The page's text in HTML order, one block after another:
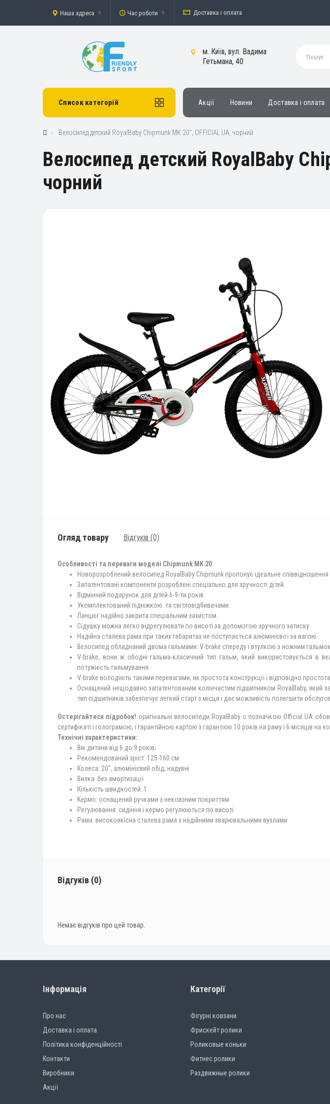
Наша адреса Час роботи Доставка і оплата
м. Київ, вул. Вадима
Гетьмана, 40
Список категорій Акції Новини Доставка і оплата
Велосипед детский RoyalBaby Chipmunk MK 20", OFFICIAL UA, чорний
Велосипед детский RoyalBaby
чорний
Огляд товару Відгуків (0)
Особливості та переваги моделі Chipmunk MK 20:
Новорозроблений велосипед RoyalBaby Chipmunk пропонує ідеальне співвідношення
Запатентовані компоненти розроблені спеціально для зручності дітей.
Відмінний подарунок для дітей 6-9-ти років.
Укомплектований підніжкою. та світловідбивачами.
Ланцюг надійно закрита спеціальним захистом.
Сідушку можна легко відрегулювати по висоті за допомогою зручного затиску.
Надійна сталева рама при таких габаритах не поступається алюмінієвої за вагою.
Велосипед обладнаний двома гальмами: V-brake спереду і втулкою з ножним
V-brake, вони ж ободні гальма-класичний тип гальм, який використовується в
потужність гальмування.
V-brake володіють такими перевагами, як простота конструкції і відповідно
Оснащений нещодавно запатентованим колінчастим підшипником RoyalBaby, який
тип підшипників забезпечує легкий старт з місця і дає можливість полегшити
Остерігайтеся підробок! оригінальні велосипеди RoyalBaby c позначкою Official UA
сертифікаті і голограмою, і гарантійною картою з гарантією 10 років на раму і 6 місяців на
Технічні характеристики:
Вік дитини від 6 до 9 років;
Рекомендований зріст: 125-160 см
Колеса: 20", алюмінієвий обід, надувні
Вилка: без амортизації
Кількість швидкостей: 1
Кермо: оснащений ручками з нековзним покриттям
Регулювання: сидіння і кермо регулюються по висоті
Рама: високоякісна сталева рама з надійними зварювальними вузлами
Відгуків (0)
Немає відгуків про цей товар.
Інформація
Про нас
Доставка і оплата
Політика конфіденційності
Контакти
Виробники
Акції
Категорії
Фігурні ковзани
Фрискейт ролики
Роликовые коньки
Фитнес ролики
Раздвижные ролики